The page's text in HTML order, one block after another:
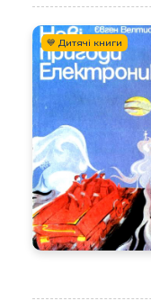
💙 Дитячі книги